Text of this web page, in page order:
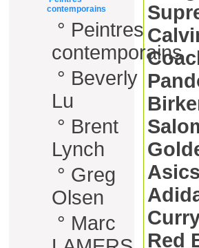
contemporains
° Peintres
contemporains
° Beverly
Lu
° Brent
Lynch
° Greg
Olsen
° Marc
Asics
Red